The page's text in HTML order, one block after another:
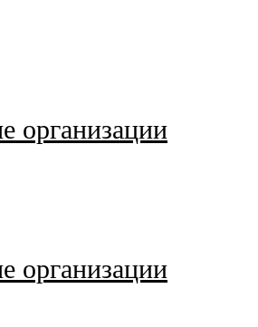
организации
организации